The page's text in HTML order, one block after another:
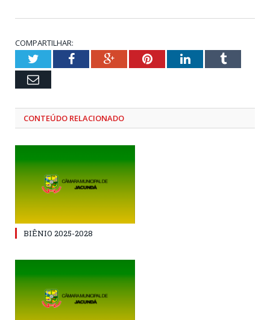
COMPARTILHAR:
TwitterFacebookGoogle+PinterestLinkedInTumblr
Email
CONTEÚDO RELACIONADO
BIÊNIO 2025-2028